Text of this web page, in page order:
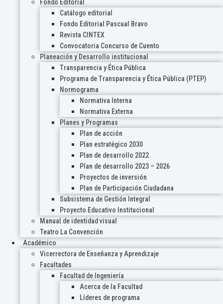
Fondo Editorial
Catálogo editorial
Fondo Editorial Pascual Bravo
Revista CINTEX
Convocatoria Concurso de Cuento
Planeación y Desarrollo institucional
Transparencia y Ética Pública
Programa de Transparencia y Ética Pública (PTEP)
Normograma
Normativa Interna
Normativa Externa
Planes y Programas
Plan de acción
Plan estratégico 2030
Plan de desarrollo 2022
Plan de desarrollo 2023 – 2026
Proyectos de inversión
Plan de Participación Ciudadana
Subsistema de Gestión Integral
Proyecto Educativo Institucional
Manual de identidad visual
Teatro La Convención
Académico
Vicerrectora de Enseñanza y Aprendizaje
Facultades
Facultad de Ingeniería
Acerca de la Facultad
Líderes de programa